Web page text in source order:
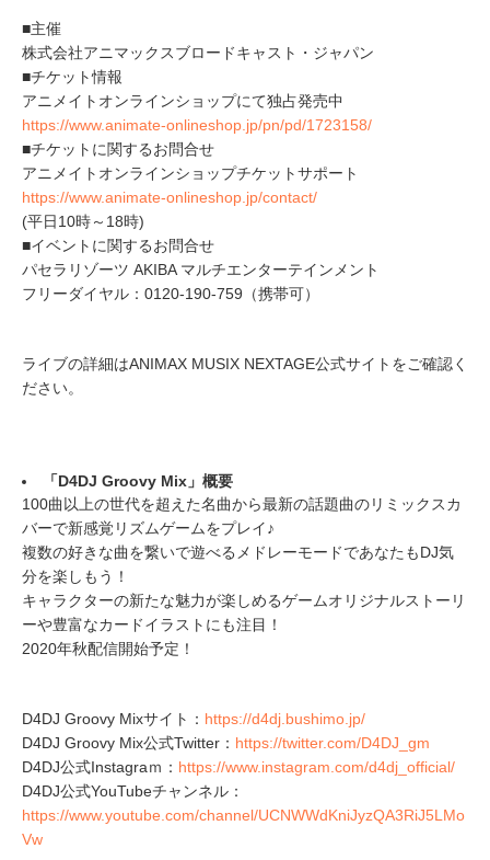
■主催
株式会社アニマックスブロードキャスト・ジャパン
■チケット情報
アニメイトオンラインショップにて独占発売中
https://www.animate-onlineshop.jp/pn/pd/1723158/
■チケットに関するお問合せ
アニメイトオンラインショップチケットサポート
https://www.animate-onlineshop.jp/contact/
(平日10時～18時)
■イベントに関するお問合せ
パセラリゾーツ AKIBA マルチエンターテインメント
フリーダイヤル：0120-190-759（携帯可）
ライブの詳細はANIMAX MUSIX NEXTAGE公式サイトをご確認く
ださい。
「D4DJ Groovy Mix」概要
100曲以上の世代を超えた名曲から最新の話題曲のリミックスカ
バーで新感覚リズムゲームをプレイ♪
複数の好きな曲を繋いで遊べるメドレーモードであなたもDJ気
分を楽しもう！
キャラクターの新たな魅力が楽しめるゲームオリジナルストーリ
ーや豊富なカードイラストにも注目！
2020年秋配信開始予定！
D4DJ Groovy Mixサイト： https://d4dj.bushimo.jp/
D4DJ Groovy Mix公式Twitter： https://twitter.com/D4DJ_gm
D4DJ公式Instagraｍ： https://www.instagram.com/d4dj_official/
D4DJ公式YouTubeチャンネル：
https://www.youtube.com/channel/UCNWWdKniJyzQA3RiJ5LMo
Vw